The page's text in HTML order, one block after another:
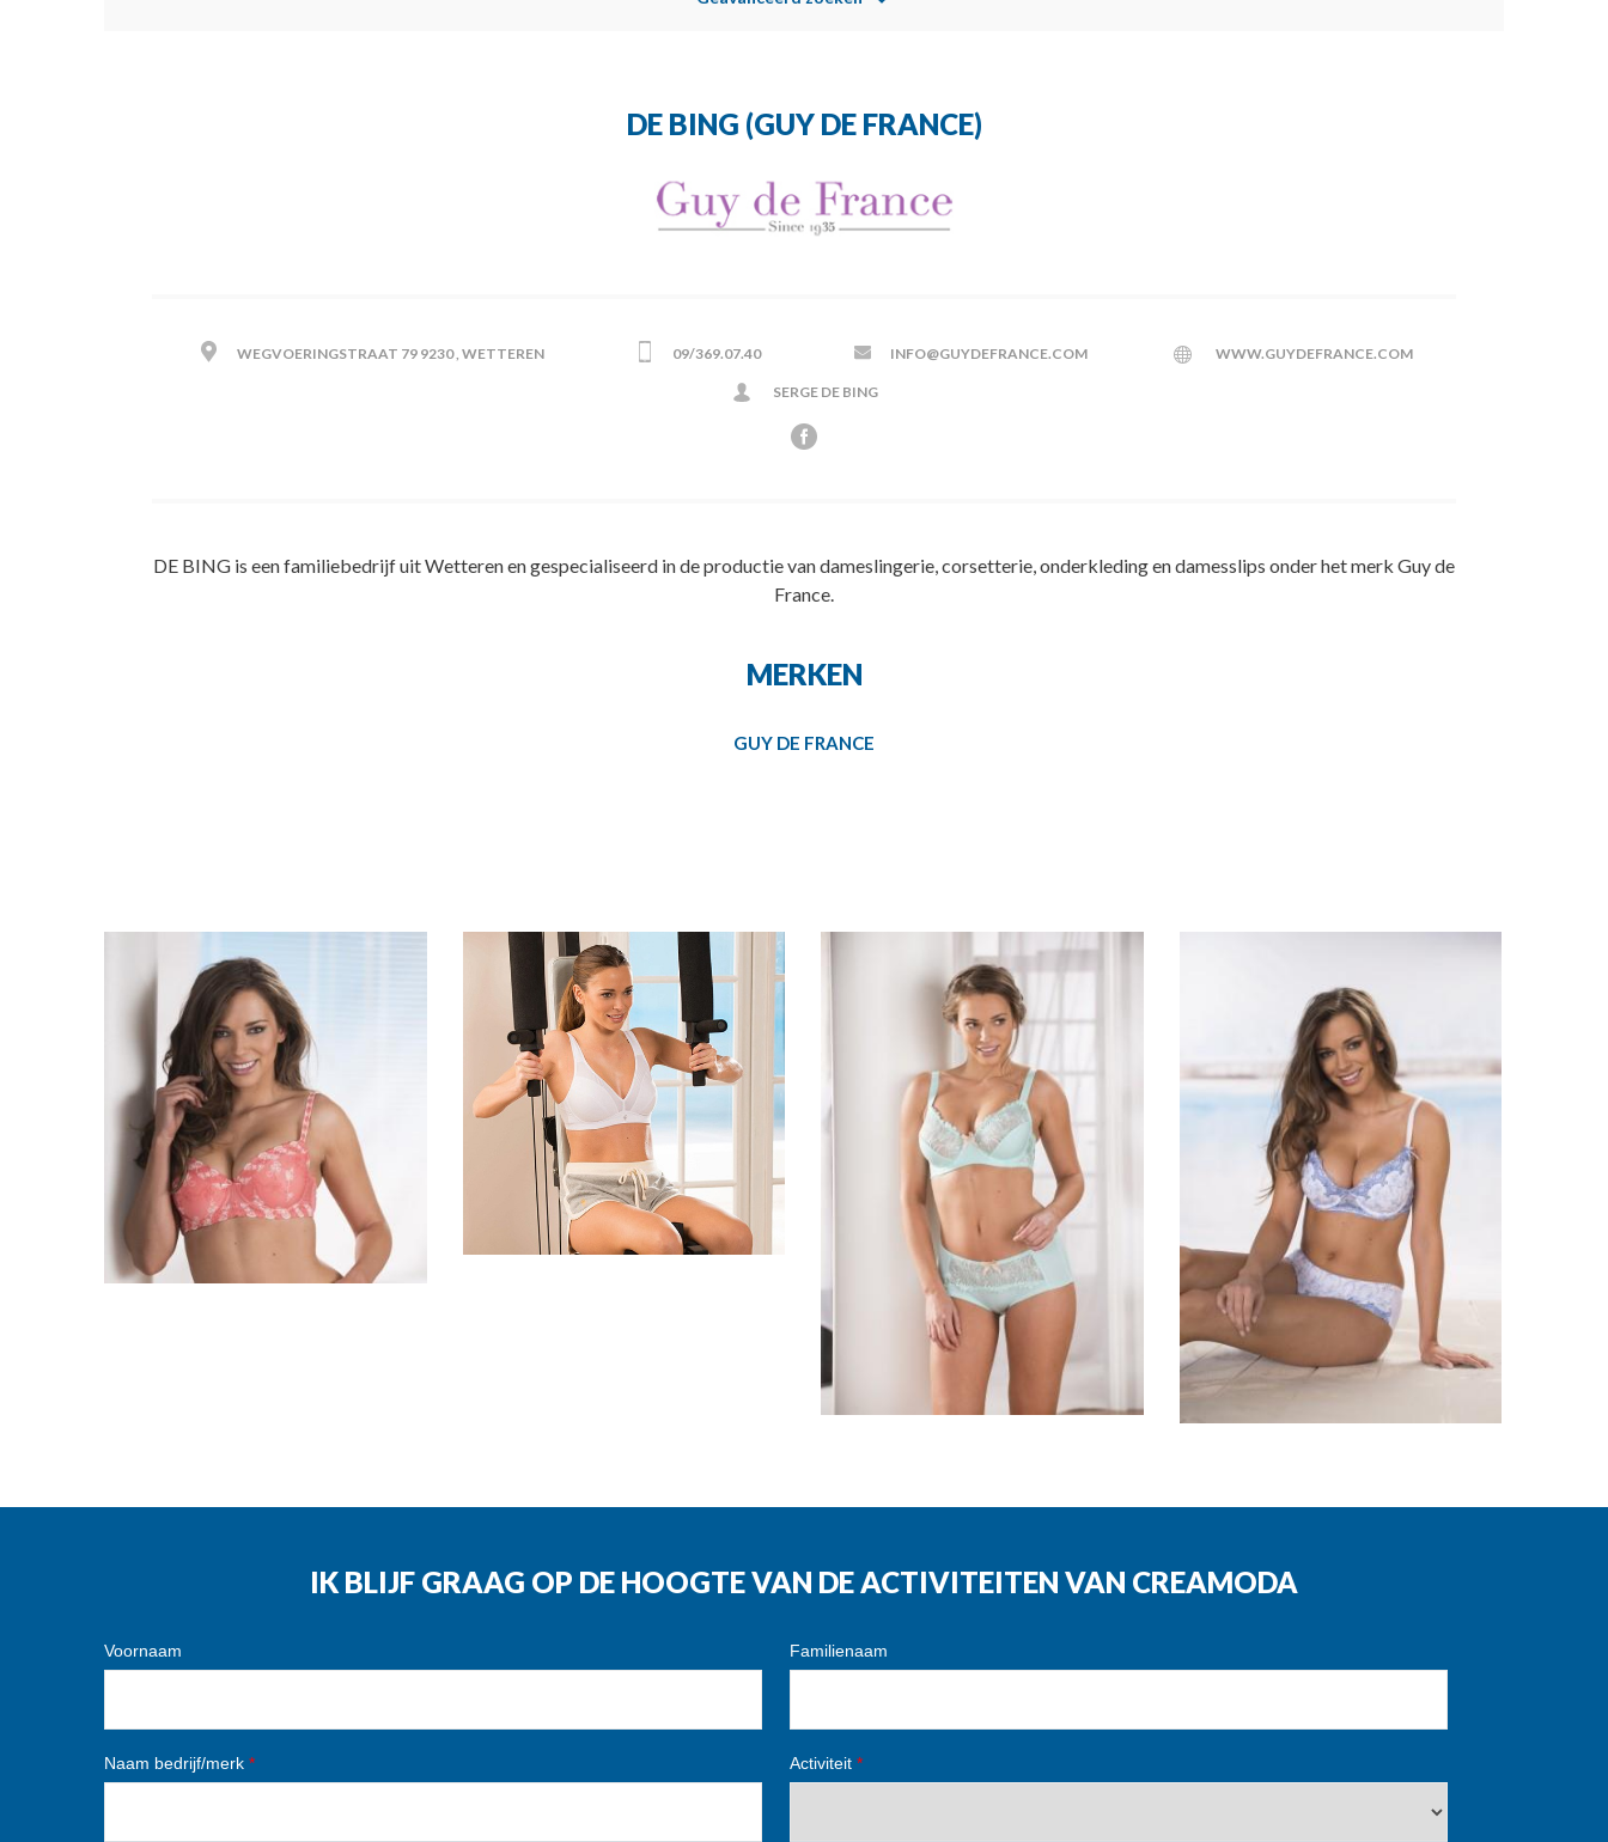
DE BING (GUY DE FRANCE)
WEGVOERINGSTRAAT 79 9230 , WETTEREN 09/369.07.40 INFO@GUYDEFRANCE.COM WWW.GUYDEFRANCE.COM
SERGE DE BING
DE BING is een familiebedrijf uit Wetteren en gespecialiseerd in de productie van dameslingerie, corsetterie, onderkleding en damesslips onder het merk Guy de
France.
MERKEN
GUY DE FRANCE
IK BLIJF GRAAG OP DE HOOGTE VAN DE ACTIVITEITEN VAN CREAMODA
Voornaam Familienaam
Naam bedrijf/merk * Activiteit*